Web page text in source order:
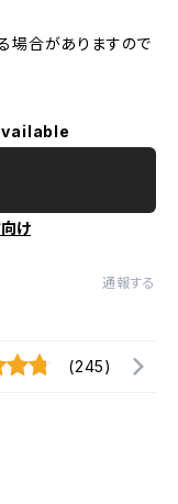
場合がありますので
け
通報する
(245)